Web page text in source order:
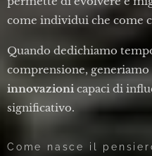
come individui che come
Quando dedichiamo
comprensione, generiamo
innovazionicapaci di
significativo.
Come nasce il